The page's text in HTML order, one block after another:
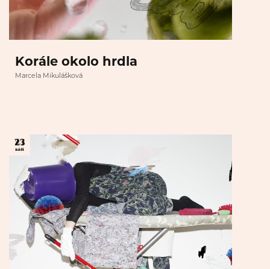
Korále okolo hrdla
Marcela Mikulášková
23
září